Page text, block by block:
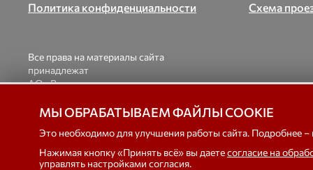
Политика конфиденциальности Схема
Все права на материалы сайта
принадлежат
АО «Весоизмерительная компания
При использовании материалов ссылка на
© 1998-2026
МЫ ОБРАБАТЫВАЕМ ФАЙЛЫ COOKIE
Это необходимо для улучшения работы сайта. Подробнее –
Нажимая кнопку «Принять всё» вы даетесогласие на
управлять настройками согласия.